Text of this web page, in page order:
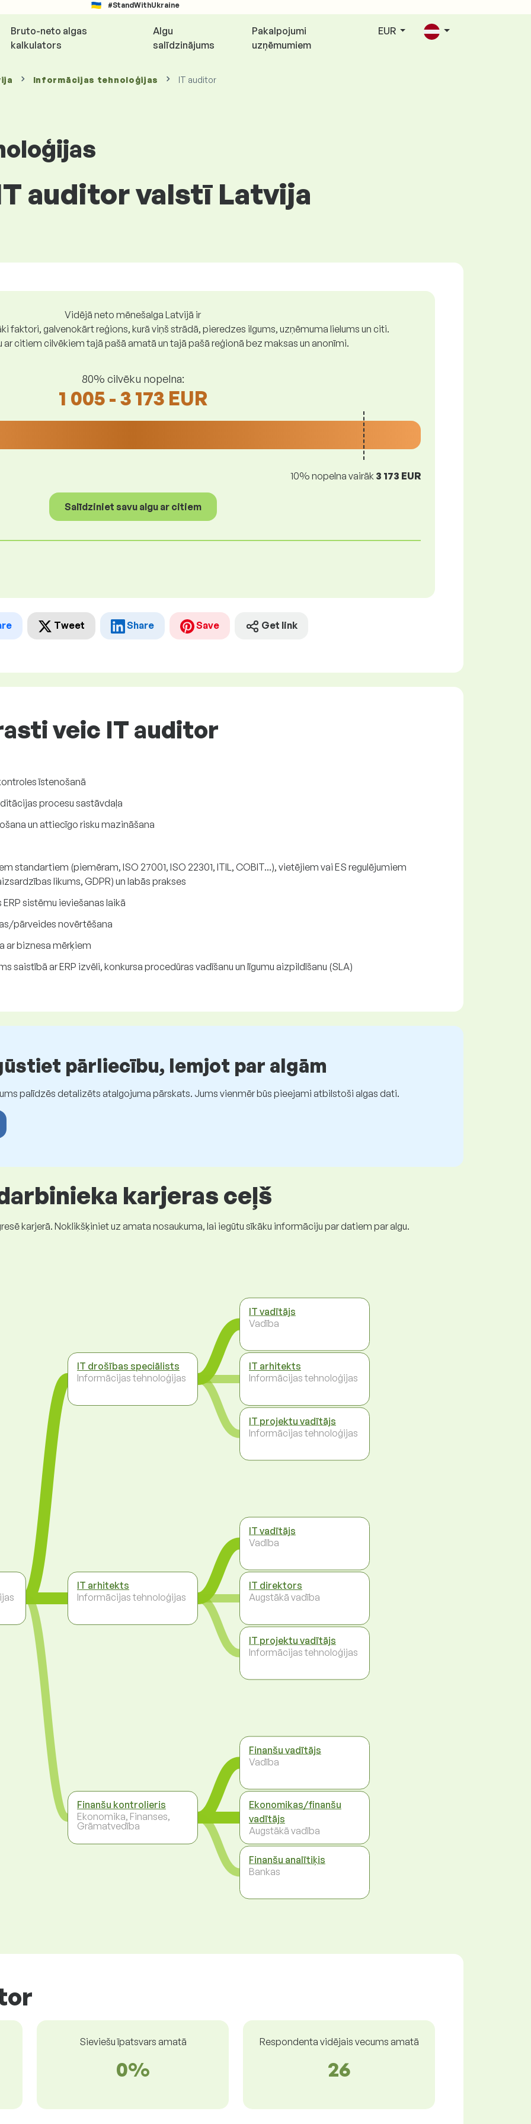
#StandWithUkraine
Bruto-neto algas
kalkulators
Algu
salīdzinājums
Pakalpojumi
uzņēmumiem
EUR
Informācijas tehnoloģijas IT auditor
auditor valstī Latvija
Vidējā neto mēnešalga Latvijā ir
faktori, galvenokārt reģions, kurā viņš strādā, pieredzes ilgums, uzņēmuma lielums un citi.
ar citiem cilvēkiem tajā pašā amatā un tajā pašā reģionā bez maksas un anonīmi.
80% cilvēku nopelna:
1 005 - 3 173 EUR
10% nopelna vairāk 3 173 EUR
Salīdziniet savu algu ar citiem
Tweet Share Save Get link
veic IT auditor
īstenošanā
procesu sastāvdaļa
un attiecīgo risku mazināšana
standartiem (piemēram, ISO 27001, ISO 22301, ITIL, COBIT...), vietējiem vai ES regulējumiem
likums, GDPR) un labās prakses
sistēmu ieviešanas laikā
pārveides novērtēšana
ar biznesa mērķiem
saistībā ar ERP izvēli, konkursa procedūras vadīšanu un līgumu aizpildīšanu (SLA)
pārliecību, lemjot par algām
palīdzēs detalizēts atalgojuma pārskats. Jums vienmēr būs pieejami atbilstoši algas dati.
karjeras ceļš
karjerā. Noklikšķiniet uz amata nosaukuma, lai iegūtu sīkāku informāciju par datiem par algu.
IT drošības speciālists
Informācijas tehnoloģijas
IT arhitekts
Informācijas tehnoloģijas
Finanšu kontrolieris
Ekonomika, Finanses,
Grāmatvedība
IT vadītājs
Vadība
IT arhitekts
Informācijas tehnoloģijas
IT projektu vadītājs
Informācijas tehnoloģijas
IT vadītājs
Vadība
IT direktors
Augstākā vadība
IT projektu vadītājs
Informācijas tehnoloģijas
Finanšu vadītājs
Vadība
Ekonomikas/finanšu
vadītājs
Augstākā vadība
Finanšu analītiķis
Bankas
Sieviešu īpatsvars amatā
0%
Respondenta vidējais vecums amatā
26